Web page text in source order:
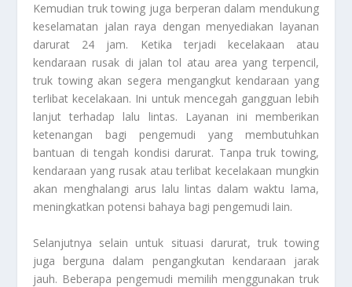
Kemudian truk towing juga berperan dalam mendukung
keselamatan jalan raya dengan menyediakan layanan
darurat 24 jam. Ketika terjadi kecelakaan atau
kendaraan rusak di jalan tol atau area yang terpencil,
truk towing akan segera mengangkut kendaraan yang
terlibat kecelakaan. Ini untuk mencegah gangguan lebih
lanjut terhadap lalu lintas. Layanan ini memberikan
ketenangan bagi pengemudi yang membutuhkan
bantuan di tengah kondisi darurat. Tanpa truk towing,
kendaraan yang rusak atau terlibat kecelakaan mungkin
akan menghalangi arus lalu lintas dalam waktu lama,
meningkatkan potensi bahaya bagi pengemudi lain.
Selanjutnya selain untuk situasi darurat, truk towing
juga berguna dalam pengangkutan kendaraan jarak
jauh. Beberapa pengemudi memilih menggunakan truk